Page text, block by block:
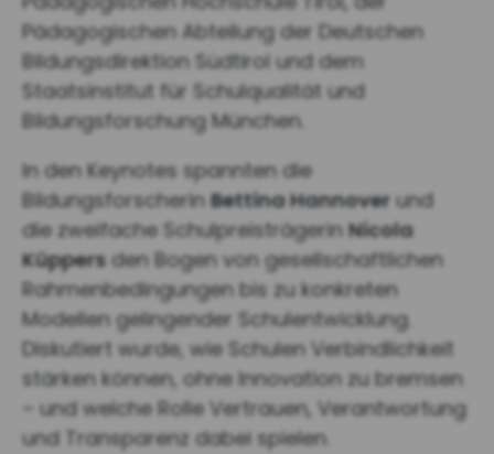
Pädagogischen Abteilung der Deutschen
Bildungsdirektion Südtirol und dem
Staatsinstitut für Schulqualität und
Bildungsforschung München.
In den Keynotes spannten die
BildungsforscherinBettina Hannover und
die zweifache Schulpreisträgerin Nicola
Küppersden Bogen von gesellschaftlichen
Rahmenbedingungen bis zu konkreten
Modellen gelingender Schulentwicklung.
Diskutiert wurde, wie Schulen Verbindlichkeit
stärken können, ohne Innovation zu bremsen
– und welche Rolle Vertrauen, Verantwortung
und Transparenz dabei spielen.